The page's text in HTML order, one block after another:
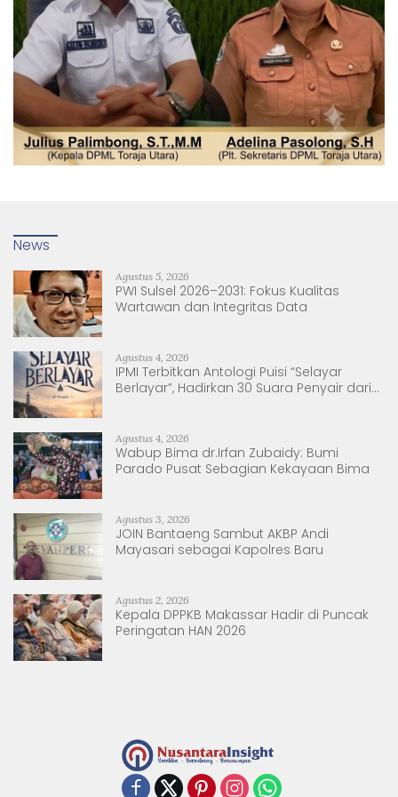
News
Agustus 5, 2026
PWI Sulsel 2026–2031: Fokus Kualitas
Wartawan dan Integritas Data
Agustus 4, 2026
IPMI Terbitkan Antologi Puisi “Selayar
Berlayar”, Hadirkan 30 Suara Penyair dari
Agustus 4, 2026
Wabup Bima dr.Irfan Zubaidy: Bumi
Parado Pusat Sebagian Kekayaan Bima
Agustus 3, 2026
JOIN Bantaeng Sambut AKBP Andi
Mayasari sebagai Kapolres Baru
Agustus 2, 2026
Kepala DPPKB Makassar Hadir di Puncak
Peringatan HAN 2026